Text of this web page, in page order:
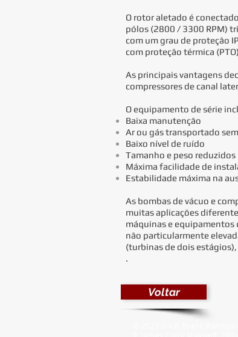
O rotor aletado é
pólos (2800 / 3300 RPM)
com um grau de proteção
com proteção térmica
As principais vantagens
compressores de canal
O equipamento de série
Baixa manutenção
Ar ou gás transportado
Baixo nível de ruído
Tamanho e peso reduzidos
Máxima facilidade de
Estabilidade máxima na
As bombas de vácuo e
muitas aplicações
máquinas e equipamentos
não particularmente
(turbinas de dois
.
Voltar